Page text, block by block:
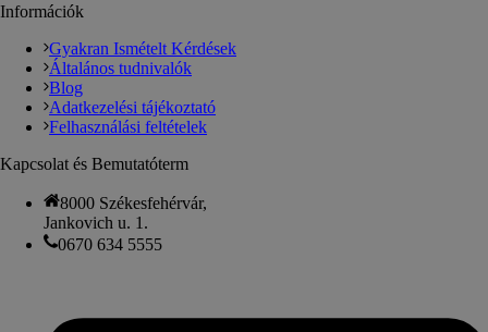
Információk
Gyakran Ismételt Kérdések
Általános tudnivalók
Blog
Adatkezelési tájékoztató
Felhasználási feltételek
Kapcsolat és Bemutatóterm
8000 Székesfehérvár,
Jankovich u. 1.
0670 634 5555